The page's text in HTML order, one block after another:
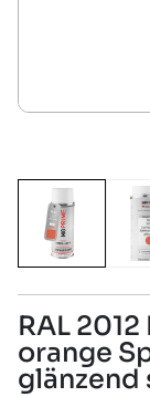
RAL
orange